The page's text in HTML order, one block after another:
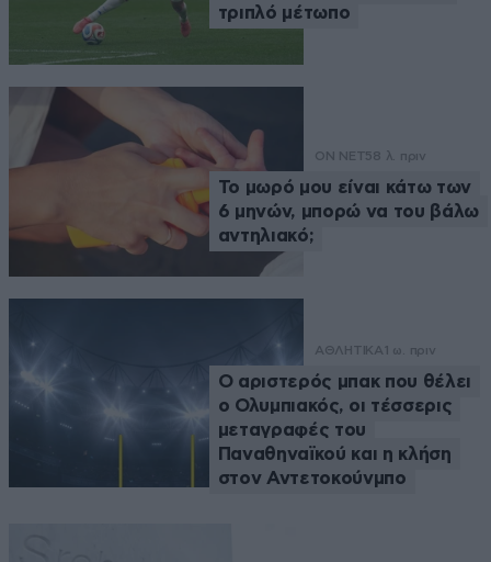
τριπλό μέτωπο
ON NET58 λ. πριν
Το μωρό μου είναι κάτω των
6 μηνών, μπορώ να του βάλω
αντηλιακό;
ΑΘΛΗΤΙΚΑ 1 ω. πριν
Ο αριστερός μπακ που θέλει
ο Ολυμπιακός, οι τέσσερις
μεταγραφές του
Παναθηναϊκού και η κλήση
στον Αντετοκούνμπο